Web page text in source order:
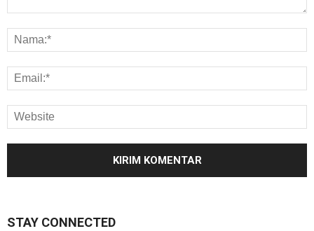
STAY CONNECTED